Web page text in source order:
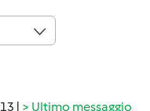
13 | Ultimo messaggio